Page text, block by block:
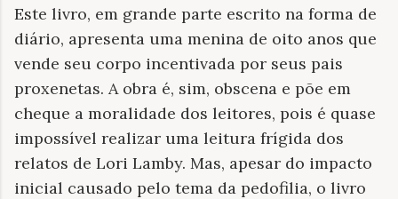
Este livro, em grande parte escrito na forma de
diário, apresenta uma menina de oito anos que
vende seu corpo incentivada por seus pais
proxenetas. A obra é, sim, obscena e põe em
cheque a moralidade dos leitores, pois é quase
impossível realizar uma leitura frígida dos
relatos de Lori Lamby. Mas, apesar do impacto
inicial causado pelo tema da pedofilia, o livro